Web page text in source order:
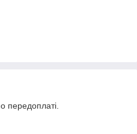
передоплаті.